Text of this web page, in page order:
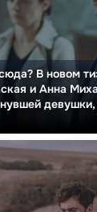
В новом
и Анна